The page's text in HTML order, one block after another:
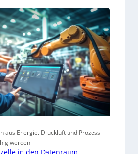
aus Energie, Druckluft und Prozess
werden
in den Datenraum